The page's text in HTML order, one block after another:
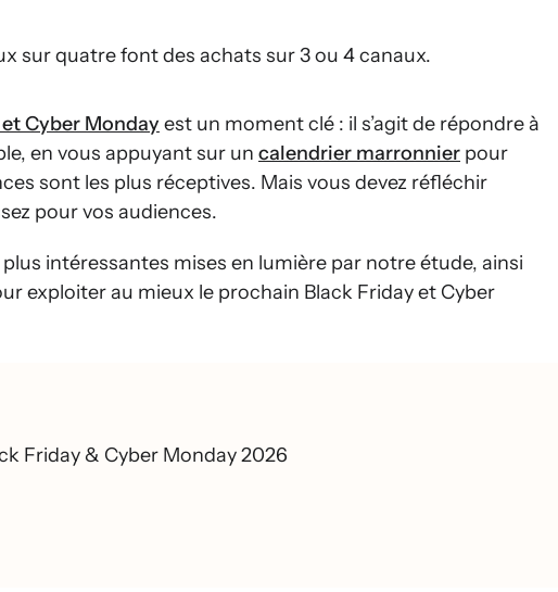
sur quatre font des achats sur 3 ou 4 canaux.
Cyber Monday est un moment clé : il s’agit de répondre à
en vous appuyant sur un calendrier marronnier pour
sont les plus réceptives. Mais vous devez réfléchir
pour vos audiences.
intéressantes mises en lumière par notre étude, ainsi
exploiter au mieux le prochain Black Friday et Cyber
Friday & Cyber Monday 2026